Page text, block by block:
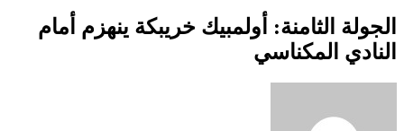
الجولة الثامنة: أولمبيك خريبكة ينهزم أمام
النادي المكناسي